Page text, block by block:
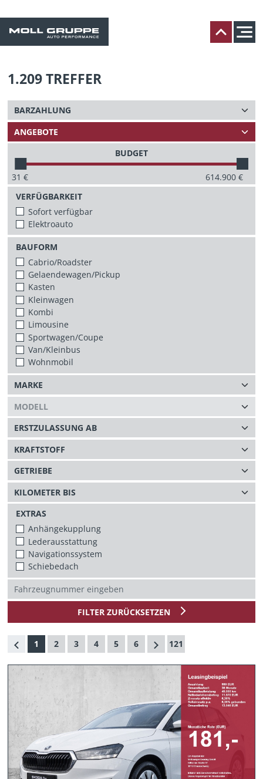
1.209TREFFER
BUDGET
31 € 614.900€
VERFÜGBARKEIT
Sofort verfügbar
Elektroauto
BAUFORM
Cabrio/Roadster
Gelaendewagen/Pickup
Kasten
Kleinwagen
Kombi
Limousine
Sportwagen/Coupe
Van/Kleinbus
Wohnmobil
EXTRAS
Anhängekupplung
Lederausstattung
Navigationssystem
Schiebedach
FILTER ZURÜCKSETZEN
1 2 3 4 5 6 121